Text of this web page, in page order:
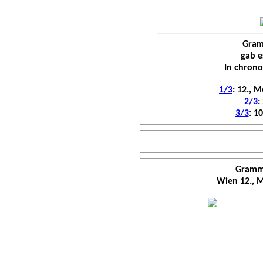
gab
In
1/3: 12.,
2/3:
3/3:
Wien 12.,